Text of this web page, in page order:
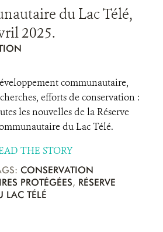
du Lac Télé,
2025.
communautaire,
efforts de conservation :
les nouvelles de la Réserve
du Lac Télé.
THE STORY
CONSERVATION
PROTÉGÉES, RÉSERVE
LAC TÉLÉ